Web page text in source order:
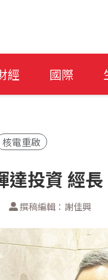
經 國際
核電重啟
達投資 經
撰稿編輯：謝佳興